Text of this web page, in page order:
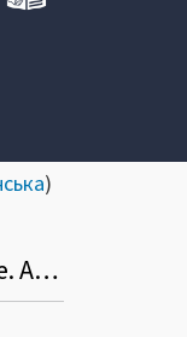
)
Vykdau kelias individualias veiklas pagal pažymą. Iš vykdomų veiklų viena įtraukta į ribojamų veiklų sąrašą, o kitos - ne. Ar galiu teikti paraišką subsidijai gauti?